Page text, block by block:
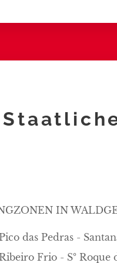
IN
Pico das Pedras -
Frio - Sº Roque